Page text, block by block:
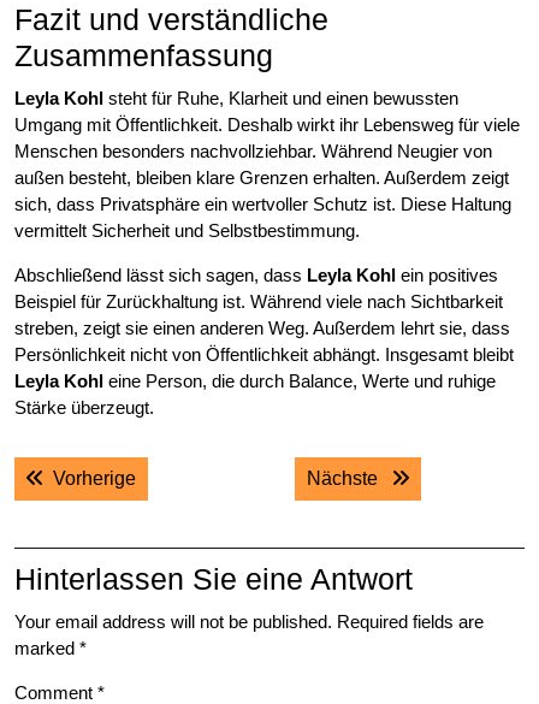
Fazit und verständliche
Zusammenfassung
Leyla Kohl steht für Ruhe, Klarheit und einen bewussten
Umgang mit Öffentlichkeit. Deshalb wirkt ihr Lebensweg für viele
Menschen besonders nachvollziehbar. Während Neugier von
außen besteht, bleiben klare Grenzen erhalten. Außerdem zeigt
sich, dass Privatsphäre ein wertvoller Schutz ist. Diese Haltung
vermittelt Sicherheit und Selbstbestimmung.
Abschließend lässt sich sagen, dass Leyla Kohl ein positives
Beispiel für Zurückhaltung ist. Während viele nach Sichtbarkeit
streben, zeigt sie einen anderen Weg. Außerdem lehrt sie, dass
Persönlichkeit nicht von Öffentlichkeit abhängt. Insgesamt bleibt
Leyla Kohl eine Person, die durch Balance, Werte und ruhige
Stärke überzeugt.
Post
navigation
VorherigePrevious post: Nächste Next post:
Hinterlassen Sie eine Antwort
Your email address will not be published. Required fields are
marked *
Comment *